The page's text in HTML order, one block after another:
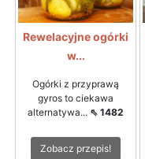
Rewelacyjne ogórki
w...
Ogórki z przyprawą
gyros to ciekawa
alternatywa... ⇖ 1482
Zobacz przepis!